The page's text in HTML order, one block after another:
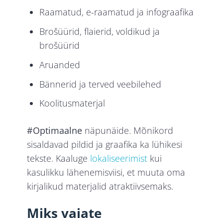
Raamatud, e-raamatud ja infograafika
Brošüürid, flaierid, voldikud ja
brošüürid
Aruanded
Bännerid ja terved veebilehed
Koolitusmaterjal
#Optimaalne näpunäide. Mõnikord
sisaldavad pildid ja graafika ka lühikesi
tekste. Kaaluge lokaliseerimist kui
kasulikku lähenemisviisi, et muuta oma
kirjalikud materjalid atraktiivsemaks.
Miks vajate